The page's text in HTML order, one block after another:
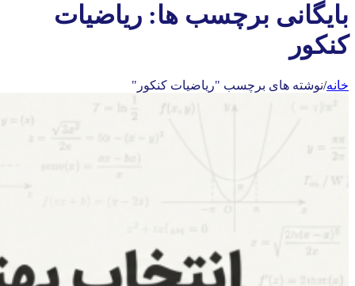
بایگانی برچسب ها: ریاضیات
کنکور
خانه/نوشته های برچسب "ریاضیات کنکور"